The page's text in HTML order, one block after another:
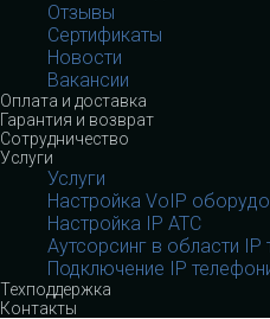
Отзывы
Сертификаты
Новости
Вакансии
Оплата и доставка
Гарантия и возврат
Сотрудничество
Услуги
Услуги
Настройка VoIP
Настройка IP АТС
Аутсорсинг в области IP
Подключение IP
Техподдержка
Контакты